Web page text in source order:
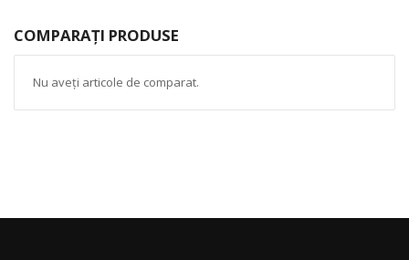
COMPARAȚI PRODUSE
Nu aveți articole de comparat.